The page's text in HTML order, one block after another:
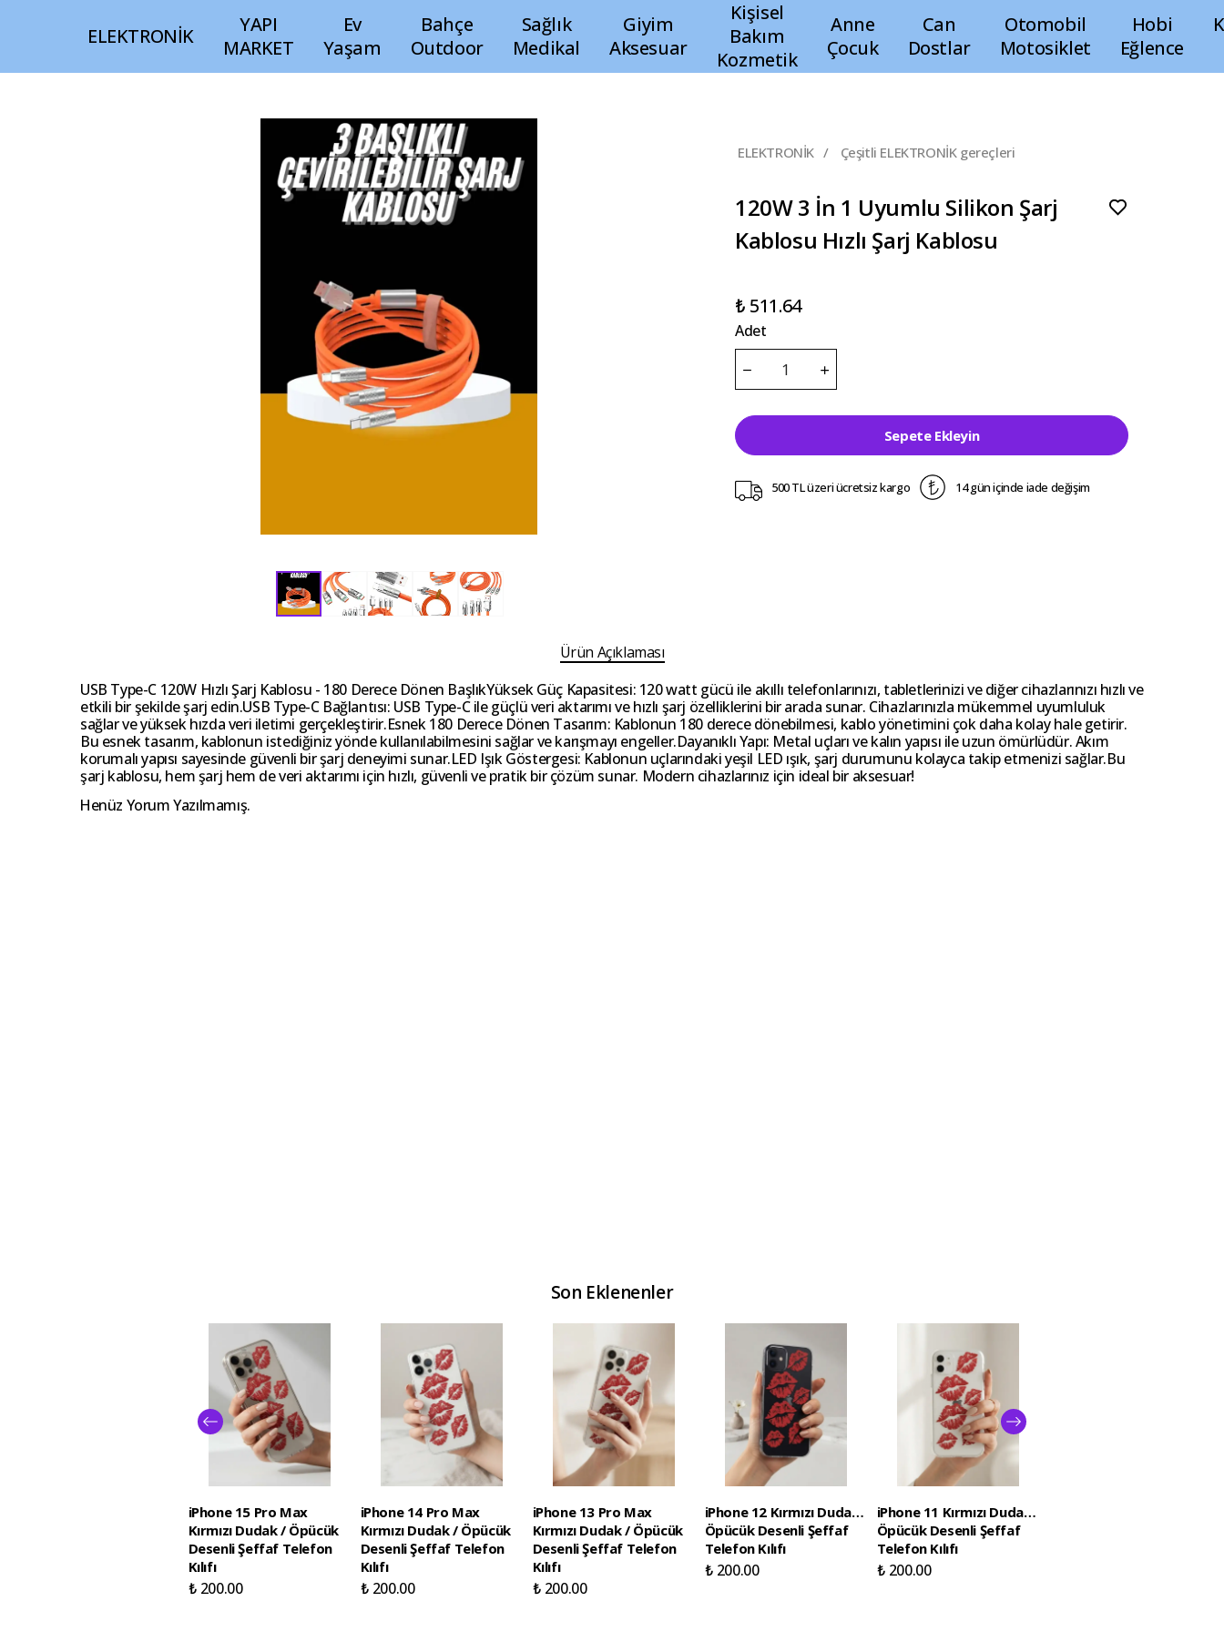
ELEKTRONİK
YAPI
MARKET
Ev
Yaşam
Bahçe
Outdoor
Sağlık
Medikal
Giyim
Aksesuar
Kişisel
Bakım
Kozmetik
Anne
Çocuk
Can
Dostlar
Otomobil
Motosiklet
Hobi
Eğlence
ELEKTRONİK / Çeşitli ELEKTRONİK gereçleri
120W 3 İn 1 Uyumlu Silikon Şarj
Kablosu Hızlı Şarj Kablosu
₺ 511.64
Adet
Sepete Ekleyin
500 TL üzeri ücretsiz kargo 14 gün içinde iade değişim
Ürün Açıklaması
USB Type-C 120W Hızlı Şarj Kablosu - 180 Derece Dönen BaşlıkYüksek Güç Kapasitesi: 120 watt gücü ile akıllı telefonlarınızı, tabletlerinizi ve diğer cihazlarınızı hızlı ve
etkili bir şekilde şarj edin.USB Type-C Bağlantısı: USB Type-C ile güçlü veri aktarımı ve hızlı şarj özelliklerini bir arada sunar. Cihazlarınızla mükemmel uyumluluk
sağlar ve yüksek hızda veri iletimi gerçekleştirir.Esnek 180 Derece Dönen Tasarım: Kablonun 180 derece dönebilmesi, kablo yönetimini çok daha kolay hale getirir.
Bu esnek tasarım, kablonun istediğiniz yönde kullanılabilmesini sağlar ve karışmayı engeller.Dayanıklı Yapı: Metal uçları ve kalın yapısı ile uzun ömürlüdür. Akım
korumalı yapısı sayesinde güvenli bir şarj deneyimi sunar.LED Işık Göstergesi: Kablonun uçlarındaki yeşil LED ışık, şarj durumunu kolayca takip etmenizi sağlar.Bu
şarj kablosu, hem şarj hem de veri aktarımı için hızlı, güvenli ve pratik bir çözüm sunar. Modern cihazlarınız için ideal bir aksesuar!
Henüz Yorum Yazılmamış.
Son Eklenenler
iPhone 15 Pro Max
Kırmızı Dudak / Öpücük
Desenli Şeffaf Telefon
Kılıfı
₺ 200.00
iPhone 14 Pro Max
Kırmızı Dudak / Öpücük
Desenli Şeffaf Telefon
Kılıfı
₺ 200.00
iPhone 13 Pro Max
Kırmızı Dudak / Öpücük
Desenli Şeffaf Telefon
Kılıfı
₺ 200.00
iPhone 12 Kırmızı Dudak /
Öpücük Desenli Şeffaf
Telefon Kılıfı
₺ 200.00
iPhone 11 Kırmızı Dudak /
Öpücük Desenli Şeffaf
Telefon Kılıfı
₺ 200.00